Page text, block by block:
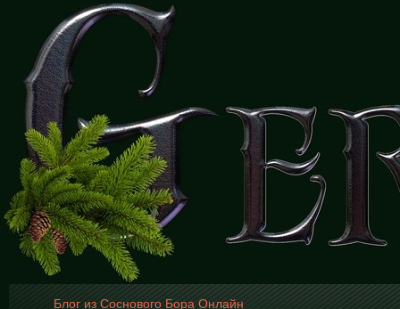
Блог из Соснового Бора Онлайн